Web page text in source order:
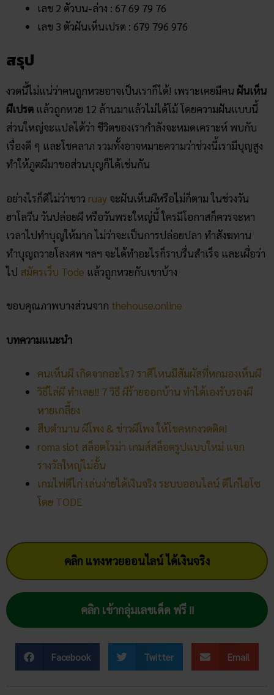
เลข 2 ตัวบน-ล่าง : 67 69 79 76
เลข 3 ตัวฝันเห็นเปรต : 679 796 976
สรุป
งวดนี้ไม่แน่ว่าคนถูกหวยอาจเป็นเราก็ได้! เพราะเคยมีคน ฝันเห็น
ผีเปรต แล้วถูกหวย 12 ล้านมาแล้วไม่ได้โม้ โดยความฝันแบบนี้
ส่วนใหญ่จะแปลได้ว่า ชีวิตของเรากำลังจะหมดเคราะห์ พบกับ
เรื่องดี ๆ และโชคลาภ รวมทั้งอาจหมายความว่าช่วงนี้เรามีบุญสูง
ทำให้ภูตผีมาขอส่วนบุญก็ได้เช่นกัน
อย่างไรก็ดีไม่ว่าชาว ruay จะฝันเห็นผีหรือไม่ก็ตาม ในช่วงวัน
ฮาโลวีน วันปล่อยผี หรือวันพระใหญ่นี้ ใครมีโอกาสก็ควรจะหา
เวลาไปทำบุญให้มาก ไม่ว่าจะเป็นการปล่อยปลา ทำสังฆทาน
ทำบุญถวายโลงศพ ฯลฯ จะได้ทำอะไรก็ราบรื่นสำเร็จ และเผื่อว่า
ไป สมัครเว็บ Tode แล้วถูกหวยกับเขาบ้าง
ขอบคุณภาพบางส่วนจาก thehouse.online
บทความแนะนำ
คนเห็นผี เกิดจากอะไร? ราศีไหนมีสัมผัสที่หกมองเห็นผี
วิธีไล่ผี ทำเลย!! 7 วิธี ผีร้ายออกบ้าน ทำได้เองรับรองผี
หายเกลี้ยง
สืบตำนาน ผีโพง & ข่าวผีโพง ให้โชคหกงวดติด!
roma slot สล็อตโรม่า เกมส์สล็อตรูปแบบใหม่ แจก
รางวัลใหญ่ไม่อั้น
เกมไพ่ตีไก่ เล่นง่ายได้เงินจริง ระบบออนไลน์ ตีไก่ไฮโซ
โดย TODE
คลิก แทงหวยออนไลน์ ได้เงินจริง
คลิก เข้ากลุ่มเลขเด็ด ฟรี !!
Facebook Twitter Email